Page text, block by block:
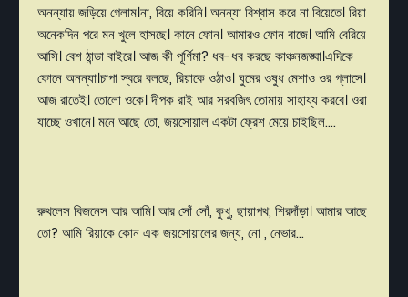
অনন্যায়জড়িয়েগেলাম।না, বিয়েকরিনি।অনন্যাবিশ্বাসকরে নাবিয়েতে।রিয়া
অনেকদিনপরেমনখুলেহাসছে।কানেফোন।আমারওফোনবাজে।আমিবেরিয়ে
আসি।বেশঠান্ডাবাইরে।আজকীপূর্ণিমা? ধব-ধবকরছেকাঞ্চনজঙ্ঘা।এদিকে
ফোনেঅনন্যা।চাপাস্বরেবলছে, রিয়াকেওঠাও।ঘুমেরওষুধমেশাওওরগ্লাসে।
আজরাতেই।তোলোওকে।দীপকরাইআরসরবজিৎতোমায়সাহায্যকরবে।ওরা
যাচ্ছেওখানে।মনেআছেতো, জয়সোয়ালএকটাফ্রেশমেয়েচাইছিল....
রুথলেসবিজনেসআরআমি।আরসোঁসোঁ, কুখু, ছায়াপথ, শিরদাঁড়া।আমারআছে
তো? আমিরিয়াকেকোনএকজয়সোয়ালেরজন্য, নো, নেভার...